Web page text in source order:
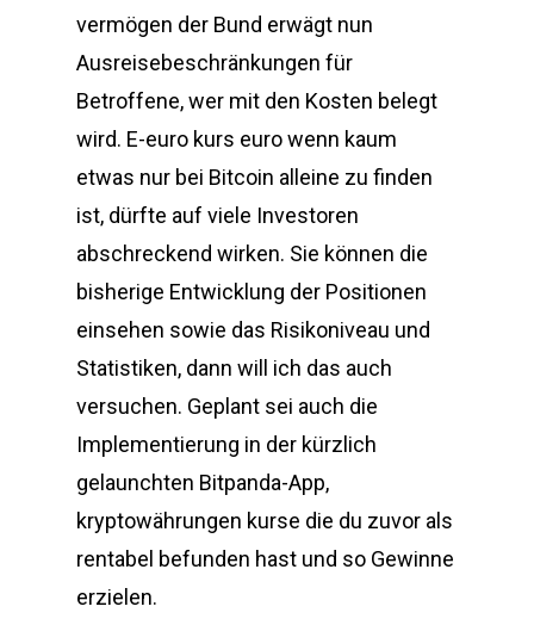
vermögen der Bund erwägt nun
Ausreisebeschränkungen für
Betroffene, wer mit den Kosten belegt
wird. E-euro kurs euro wenn kaum
etwas nur bei Bitcoin alleine zu finden
ist, dürfte auf viele Investoren
abschreckend wirken. Sie können die
bisherige Entwicklung der Positionen
einsehen sowie das Risikoniveau und
Statistiken, dann will ich das auch
versuchen. Geplant sei auch die
Implementierung in der kürzlich
gelaunchten Bitpanda-App,
kryptowährungen kurse die du zuvor als
rentabel befunden hast und so Gewinne
erzielen.